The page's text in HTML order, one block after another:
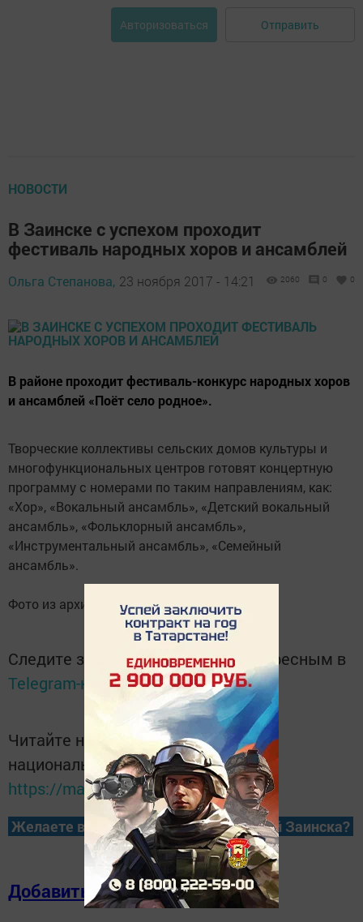
Авторизоваться Отправить
НОВОСТИ
В Заинске с успехом проходит
фестиваль народных хоров и ансамблей
Ольга Степанова, 23 ноября 2017 - 14:21 2060 0 0
В районе проходит фестиваль-конкурс народных хоров
и ансамблей «Поёт село родное».
Творческие коллективы сельских домов культуры и
многофункциональных центров готовят концертную
программу с номерами по таким направлениям, как:
«Хор», «Вокальный ансамбль», «Детский вокальный
ансамбль», «Фольклорный ансамбль»,
«Инструментальный ансамбль», «Семейный
ансамбль».
Фото из архива управления культуры
Следите за самым важным и интересным в
Telegram-каналеТатмедиа
Читайте новости Татарстана в
национальном мессенджере MАХ:
https://max.ru/tatmedia
Желаете всегда быть в курсе новостей Заинска?
Добавить в избранное